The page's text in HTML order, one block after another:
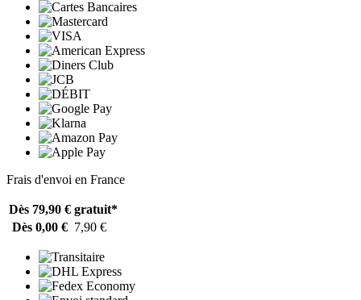
Frais d'envoi en France
Dès 79,90 € gratuit*
Dès 0,00 € 7,90 €